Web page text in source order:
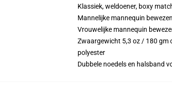
Klassiek, weldoener, boxy
Mannelijke mannequin
Vrouwelijke mannequin
Zwaargewicht 5,3 oz / 180 gm
polyester
Dubbele noedels en halsband